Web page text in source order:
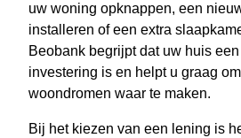
uw woning opknappen, een
installeren of een extra
Beobank begrijpt dat uw huis
investering is en helpt u graag
woondromen waar te maken.
Bij het kiezen van een lening is